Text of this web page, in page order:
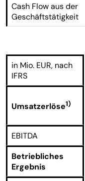
Cash Flow aus der
Geschäftstätigkeit
in Mio. EUR, nach
IFRS
Umsatzerlöse1)
EBITDA
Betriebliches
Ergebnis